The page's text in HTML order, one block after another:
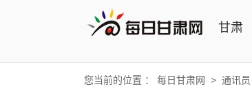
甘肃
您当前的位置 ： 每日甘肃网 > 通讯员